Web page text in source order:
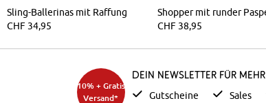
Sling-Ballerinas mit Raffung
CHF 34,95
CHF 38,95
10% + Gratis
Versand*
Dein Newsletter für mehr
Gutscheine Sales